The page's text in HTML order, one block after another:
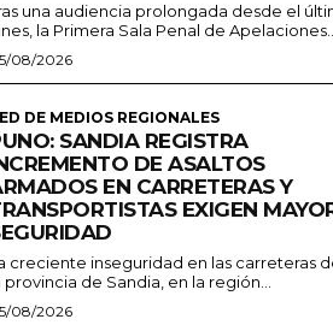
una audiencia prolongada desde el
la Primera Sala Penal de Apelaciones...
08/2026
DE MEDIOS REGIONALES
SANDIA REGISTRA
DE ASALTOS
EN CARRETERAS Y
EXIGEN
creciente inseguridad en las carreteras
provincia de Sandia, en la región...
08/2026